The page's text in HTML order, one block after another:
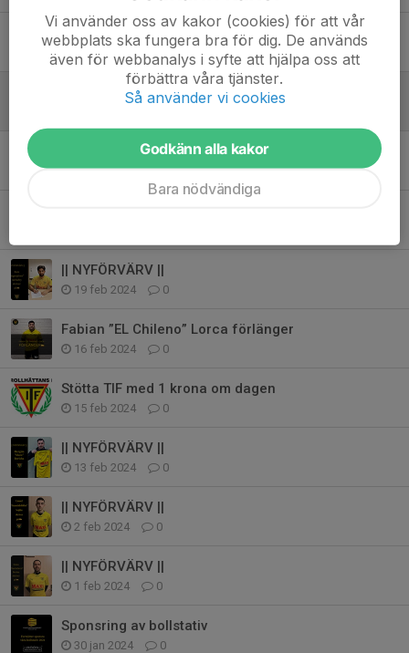
Melwin ”Vanlife” Eriksson stannar
14 mar 2024 0
Vinst i andra dm matchen
|| NYFÖRVÄRV ||
13 mar 2024 0
|| NYFÖRVÄRV ||
19 feb 2024 0
Fabian ”EL Chileno” Lorca förlänger
16 feb 2024 0
Stötta TIF med 1 krona om dagen
15 feb 2024 0
|| NYFÖRVÄRV ||
13 feb 2024 0
|| NYFÖRVÄRV ||
2 feb 2024 0
|| NYFÖRVÄRV ||
1 feb 2024 0
Sponsring av bollstativ
30 jan 2024 0
Vi använder oss av kakor (cookies) för att vår
webbplats ska fungera bra för dig. De används
även för webbanalys i syfte att hjälpa oss att
förbättra våra tjänster.
Så använder vi cookies
Godkänn alla kakor
Bara nödvändiga